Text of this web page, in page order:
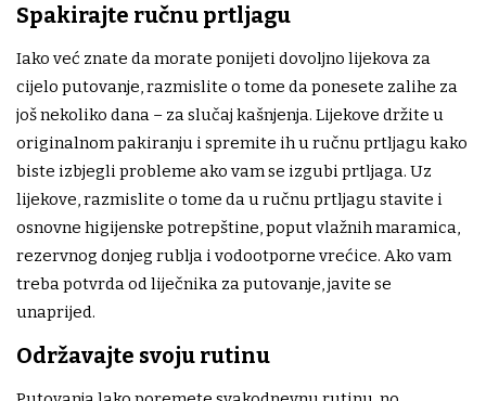
Spakirajte ručnu prtljagu
Iako već znate da morate ponijeti dovoljno lijekova za
cijelo putovanje, razmislite o tome da ponesete zalihe za
još nekoliko dana – za slučaj kašnjenja. Lijekove držite u
originalnom pakiranju i spremite ih u ručnu prtljagu kako
biste izbjegli probleme ako vam se izgubi prtljaga. Uz
lijekove, razmislite o tome da u ručnu prtljagu stavite i
osnovne higijenske potrepštine, poput vlažnih maramica,
rezervnog donjeg rublja i vodootporne vrećice. Ako vam
treba potvrda od liječnika za putovanje, javite se
unaprijed.
Održavajte svoju rutinu